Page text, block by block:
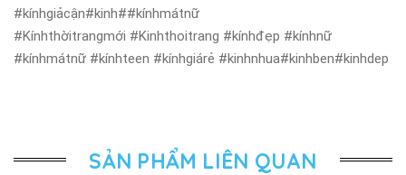
#kínhgiảcận#kinh##kínhmátnữ
#Kínhthờitrangmới #Kinhthoitrang #kínhđẹp #kínhnữ
#kínhmátnữ #kínhteen #kínhgiárẻ #kinhnhua#kinhben#kinhdep
SẢN PHẨM LIÊN QUAN